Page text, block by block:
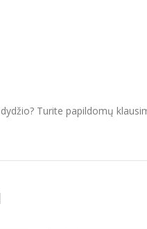
Turite papildomų